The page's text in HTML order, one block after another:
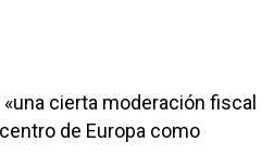
cierta moderación fiscal
de Europa como